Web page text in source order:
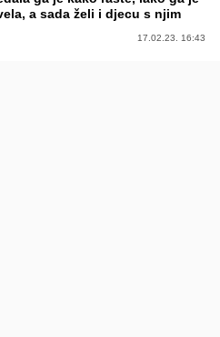
a sada želi i djecu s njim
17.02.23. 16:43